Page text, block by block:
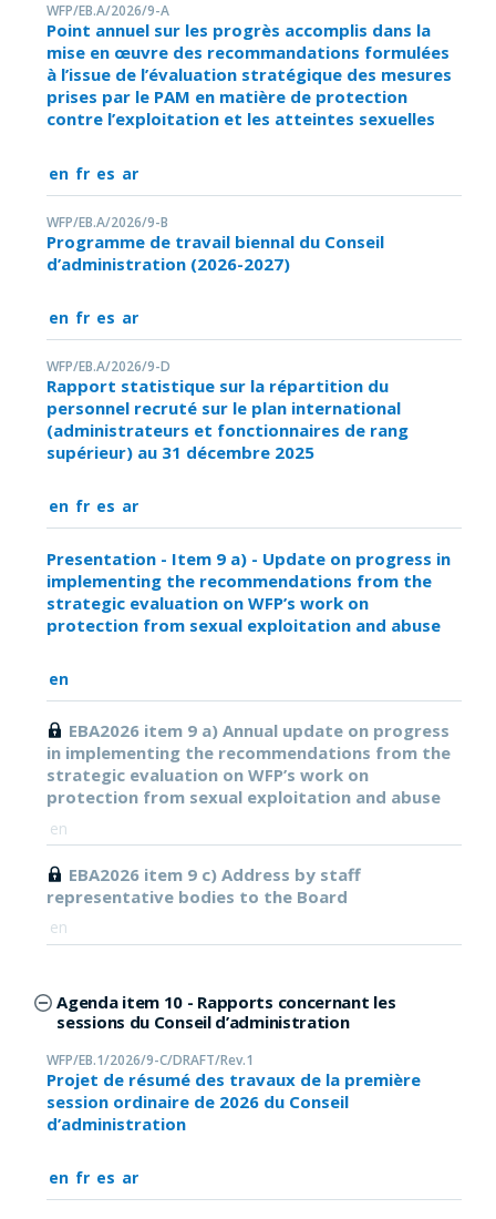
WFP/EB.A/2026/9-A
Point annuel sur les progrès accomplis dans la
mise en œuvre des recommandations formulées
à l’issue de l’évaluation stratégique des mesures
prises par le PAM en matière de protection
contre l’exploitation et les atteintes sexuelles
en fr es ar
WFP/EB.A/2026/9-B
Programme de travail biennal du Conseil
d’administration (2026-2027)
en fr es ar
WFP/EB.A/2026/9-D
Rapport statistique sur la répartition du
personnel recruté sur le plan international
(administrateurs et fonctionnaires de rang
supérieur) au 31 décembre 2025
en fr es ar
Presentation - Item 9 a) - Update on progress in
implementing the recommendations from the
strategic evaluation on WFP’s work on
protection from sexual exploitation and abuse
en
EBA2026 item 9 a) Annual update on progress
in implementing the recommendations from the
strategic evaluation on WFP’s work on
protection from sexual exploitation and abuse
en
EBA2026 item 9 c) Address by staff
representative bodies to the Board
en
Agenda item 10 - Rapports concernant les
sessions du Conseil d’administration
WFP/EB.1/2026/9-C/DRAFT/Rev.1
Projet de résumé des travaux de la première
session ordinaire de 2026 du Conseil
d’administration
en fr es ar